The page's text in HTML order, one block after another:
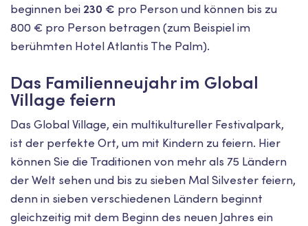
beginnen bei 230 € pro Person und können bis zu
800 € pro Person betragen (zum Beispiel im
berühmten Hotel Atlantis The Palm).
Das Familienneujahr im Global
Village feiern
Das Global Village, ein multikultureller Festivalpark,
ist der perfekte Ort, um mit Kindern zu feiern. Hier
können Sie die Traditionen von mehr als 75 Ländern
der Welt sehen und bis zu sieben Mal Silvester feiern,
denn in sieben verschiedenen Ländern beginnt
gleichzeitig mit dem Beginn des neuen Jahres ein